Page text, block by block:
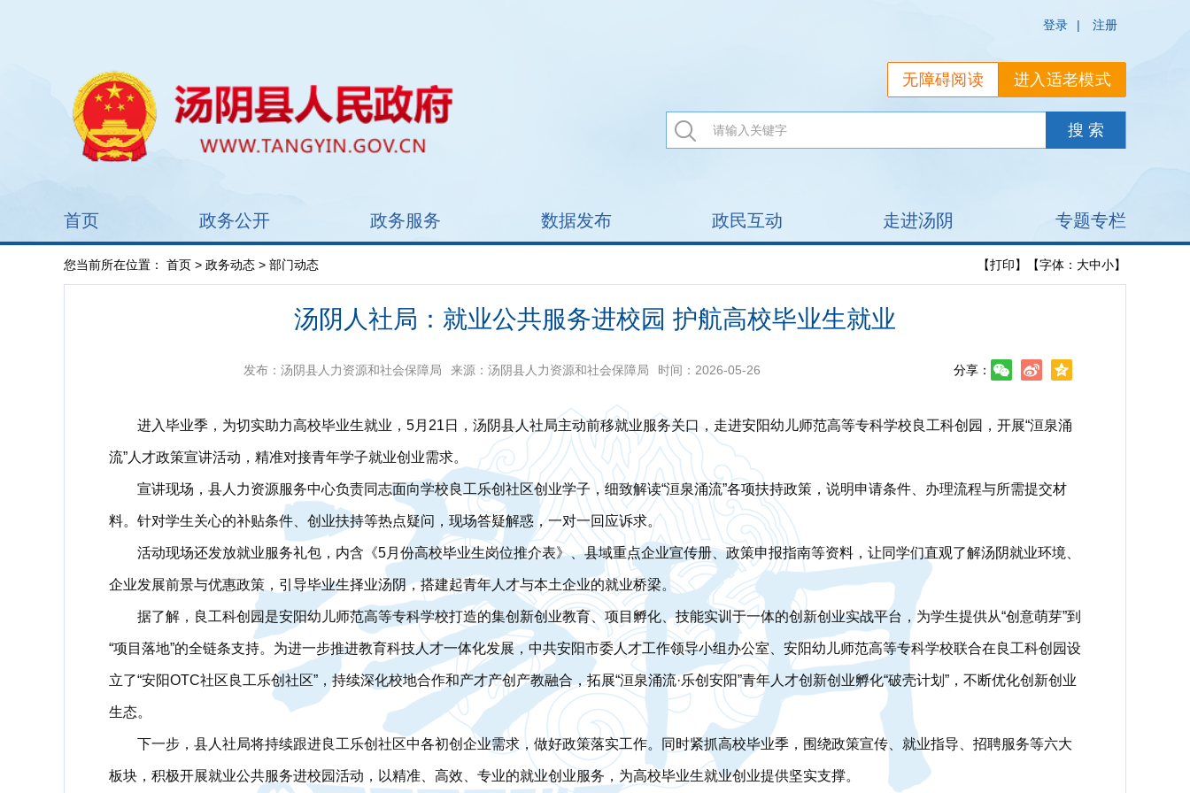
登录 | 注册
进入适老模式
无障碍阅读
首页 政务公开 政务服务 数据发布 政民互动 走进汤阴 专题专栏
您当前所在位置： 首页 > 政务动态 > 部门动态 【打印】 【字体： 大中小】
汤阴人社局：就业公共服务进校园 护航高校毕业生就业
发布：汤阴县人力资源和社会保障局 来源：汤阴县人力资源和社会保障局 时间：2026-05-26 分享：
进入毕业季，为切实助力高校毕业生就业，5月21日，汤阴县人社局主动前移就业服务关口，走进安阳幼儿师范高等专科学校良工科创园，开展“洹泉涌
流”人才政策宣讲活动，精准对接青年学子就业创业需求。
宣讲现场，县人力资源服务中心负责同志面向学校良工乐创社区创业学子，细致解读“洹泉涌流”各项扶持政策，说明申请条件、办理流程与所需提交材
料。针对学生关心的补贴条件、创业扶持等热点疑问，现场答疑解惑，一对一回应诉求。
活动现场还发放就业服务礼包，内含《5月份高校毕业生岗位推介表》、县域重点企业宣传册、政策申报指南等资料，让同学们直观了解汤阴就业环境、
企业发展前景与优惠政策，引导毕业生择业汤阴，搭建起青年人才与本土企业的就业桥梁。
据了解，良工科创园是安阳幼儿师范高等专科学校打造的集创新创业教育、项目孵化、技能实训于一体的创新创业实战平台，为学生提供从“创意萌芽”到
“项目落地”的全链条支持。为进一步推进教育科技人才一体化发展，中共安阳市委人才工作领导小组办公室、安阳幼儿师范高等专科学校联合在良工科创园设
立了“安阳OTC社区良工乐创社区”，持续深化校地合作和产才产创产教融合，拓展“洹泉涌流·乐创安阳”青年人才创新创业孵化“破壳计划”，不断优化创新创业
生态。
下一步，县人社局将持续跟进良工乐创社区中各初创企业需求，做好政策落实工作。同时紧抓高校毕业季，围绕政策宣传、就业指导、招聘服务等六大
板块，积极开展就业公共服务进校园活动，以精准、高效、专业的就业创业服务，为高校毕业生就业创业提供坚实支撑。